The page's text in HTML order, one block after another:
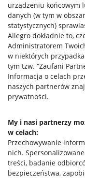
urządzeniu końcowym
danych (w tym w
statystycznych)
Allegro dokładnie to,
Administratorem
w niektórych
tym tzw. “Zaufani
Informacja o celach
naszych partnerów
prywatności.
My i nasi partnerzy
w celach:
Przechowywanie
nich.
treści, badanie
bezpieczeństwa,
Przydatne
Jak to działa
Allegro Gadane dla
Allegro Gadane dla
Mapa miejscowości